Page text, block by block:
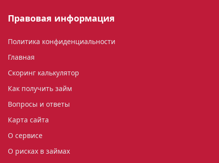
Правовая информация
Политика конфиденциальности
Главная
Скоринг калькулятор
Как получить займ
Вопросы и ответы
Карта сайта
О сервисе
О рисках в займах